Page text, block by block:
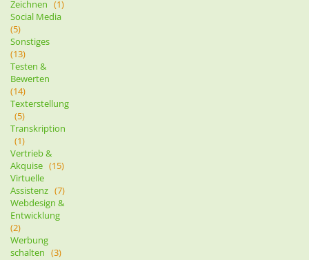
Zeichnen (1)
Social Media
(5)
Sonstiges
(13)
Testen &
Bewerten
(14)
Texterstellung
(5)
Transkription
(1)
Vertrieb &
Akquise (15)
Virtuelle
Assistenz (7)
Webdesign &
Entwicklung
(2)
Werbung
schalten (3)